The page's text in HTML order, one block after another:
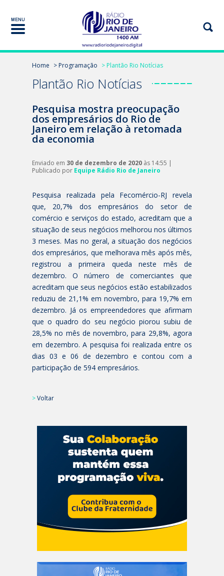
Home > Programação > Plantão Rio Notícias
Plantão Rio Notícias
Pesquisa mostra preocupação
dos empresários do Rio de
Janeiro em relação à retomada
da economia
Enviado em 30 de dezembro de 2020 às 14:55 |
Publicado por Equipe Rádio Rio de Janeiro
Pesquisa realizada pela Fecomércio-RJ revela
que, 20,7% dos empresários do setor de
comércio e serviços do estado, acreditam que a
situação de seus negócios melhorou nos últimos
3 meses. Mas no geral, a situação dos negócios
dos empresários, que melhorava mês após mês,
registrou a primeira queda neste mês de
dezembro. O número de comerciantes que
acreditam que seus negócios estão estabilizados
reduziu de 21,1% em novembro, para 19,7% em
dezembro. Já os empreendedores que afirmam
que o quadro do seu negócio piorou subiu de
28,5% no mês de novembro, para 29,8%, agora
em dezembro. A pesquisa foi realizada entre os
dias 03 e 06 de dezembro e contou com a
participação de 594 empresários.
>Voltar